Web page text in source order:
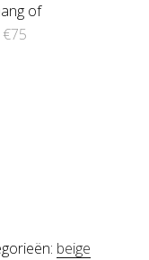
of
beige